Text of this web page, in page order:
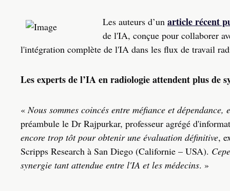
Les auteurs d’un article récent
de l'IA, conçue pour collaborer
l'intégration complète de l'IA dans les flux de travail
Les experts de l’IA en radiologie attendent plus de
«Nous sommes coincés entre méfiance et
préambule le Dr Rajpurkar, professeur agrégé
encore trop tôt pour obtenir une évaluation définitive,
Scripps Research à San Diego (Californie – USA).
synergie tant attendue entre l'IA et les médecins. »